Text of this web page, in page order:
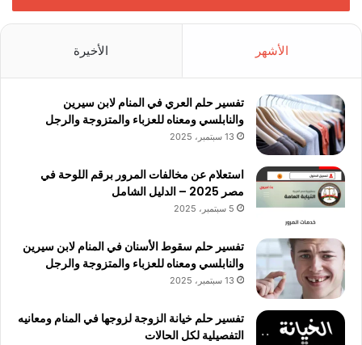
الأشهر الأخيرة
تفسير حلم العري في المنام لابن سيرين
والنابلسي ومعناه للعزباء والمتزوجة والرجل
13 سبتمبر، 2025
استعلام عن مخالفات المرور برقم اللوحة في
مصر 2025 – الدليل الشامل
5 سبتمبر، 2025
تفسير حلم سقوط الأسنان في المنام لابن سيرين
والنابلسي ومعناه للعزباء والمتزوجة والرجل
13 سبتمبر، 2025
تفسير حلم خيانة الزوجة لزوجها في المنام ومعانيه
التفصيلية لكل الحالات